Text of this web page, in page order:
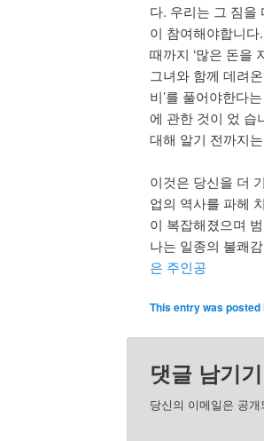
다. 우리는 그 짐을
이 참여해야합니
때까지 ‘많은 돈을
그녀와 함께 데려
비’를 풀어야한다
에 관한 것이 었 습
대해 알기 전까지
이것은 당신을 더
업의 역사를 파헤
이 복잡해졌으며
나는 일종의 불쾌
은 주인공
This entry was posted
댓글 남기기
당신의 이메일은 공